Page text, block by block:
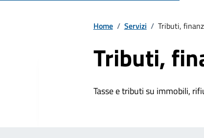
Home / Servizi / Tributi,
Tributi,
Tasse e tributi su immobili,